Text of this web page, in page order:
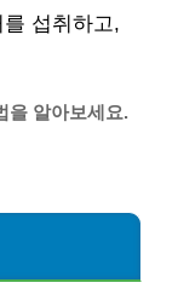
섭취하고,
을 알아보세요.